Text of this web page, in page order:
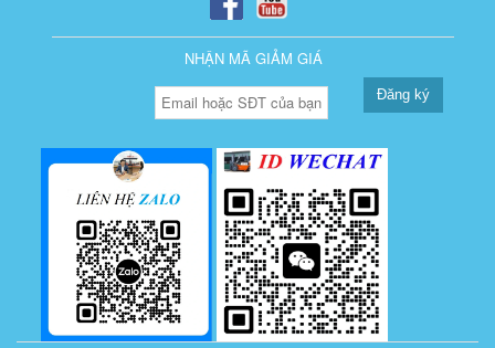
NHẬN MÃ GIẢM GIÁ
Đăng ký